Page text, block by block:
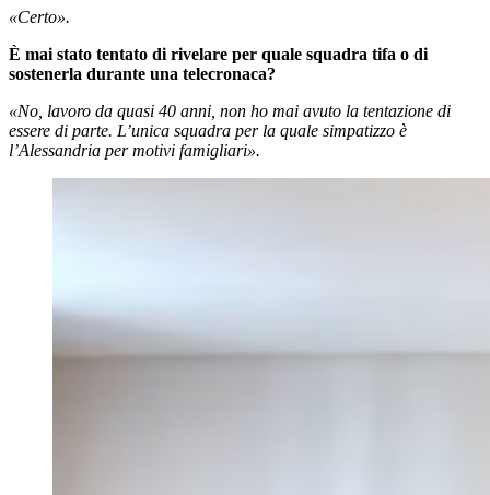
«Certo».
È mai stato tentato di rivelare per quale squadra tifa o di
sostenerla durante una telecronaca?
«No, lavoro da quasi 40 anni, non ho mai avuto la tentazione di
essere di parte. L’unica squadra per la quale simpatizzo è
l’Alessandria per motivi famigliari».